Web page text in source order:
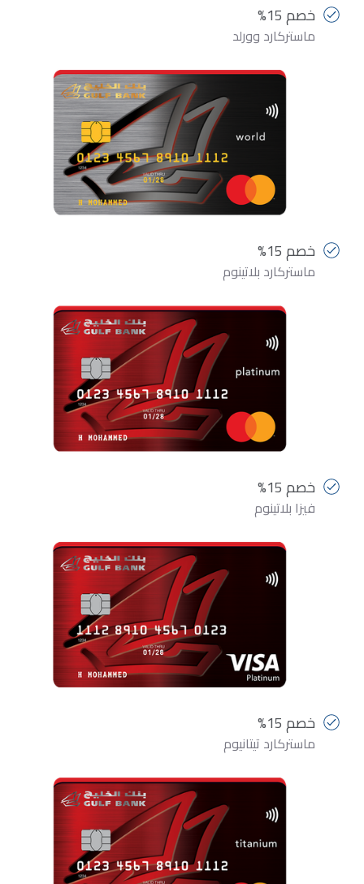
خصم 15%
ماستركارد وورلد
خصم 15%
ماستركارد بلاتينوم
خصم 15%
فيزا بلاتينوم
خصم 15%
ماستركارد تيتانيوم